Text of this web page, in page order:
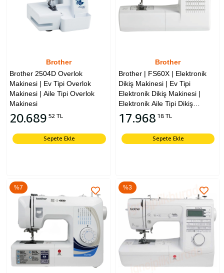
Brother
Brother 2504D Overlok
Makinesi | Ev Tipi Overlok
Makinesi | Aile Tipi Overlok
Makinesi
20.689 52 TL
Sepete Ekle
Brother
Brother | FS60X | Elektronik
Dikiş Makinesi | Ev Tipi
Elektronik Dikiş Makinesi |
Elektronik Aile Tipi Dikiş
Makinesi
17.968 18 TL
Sepete Ekle
%7 %3